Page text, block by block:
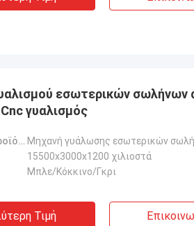
εσωτερικών σωλήνων
γυαλισμός
Ονομασία προϊόντος: Μηχανή γυάλωσης εσωτερικών
15500x3000x1200 χιλιοστά
Μπλε/Κόκκινο/Γκρι
Τιμή